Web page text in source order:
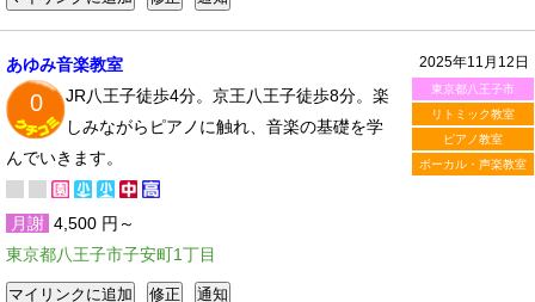
2025年11月12日
東京都八王子市
リトミック教室
ピアノ教室
ボーカル・声楽教室
あゆみ音楽教室
0
JR八王子徒歩4分。京王八王子徒歩8分。楽
しみながらピアノに触れ、音楽の基礎を学
んでいきます。
月謝 4,500 円～
東京都八王子市子安町1丁目